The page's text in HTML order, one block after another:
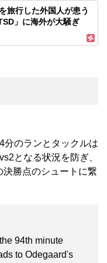
旅行した外国人が患う
」に海外が大騒ぎ
分のランとタックルは
となる状況を防ぎ、
決勝点のシュートに繋
94th minute
to Odegaard's